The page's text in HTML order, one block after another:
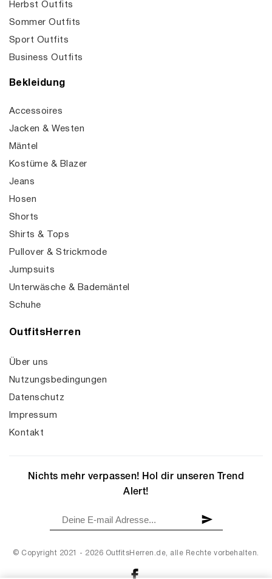
Herbst Outfits
Sommer Outfits
Sport Outfits
Business Outfits
Bekleidung
Accessoires
Jacken & Westen
Mäntel
Kostüme & Blazer
Jeans
Hosen
Shorts
Shirts & Tops
Pullover & Strickmode
Jumpsuits
Unterwäsche & Bademäntel
Schuhe
OutfitsHerren
Über uns
Nutzungsbedingungen
Datenschutz
Impressum
Kontakt
© Copyright 2021 - 2026 OutfitsHerren.de, alle Rechte vorbehalten.
Nichts mehr verpassen! Hol dir unseren Trend
Alert!